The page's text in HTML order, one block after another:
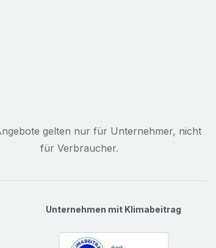
gelten nur für Unternehmer, nicht
für Verbraucher.
Unternehmen mit Klimabeitrag